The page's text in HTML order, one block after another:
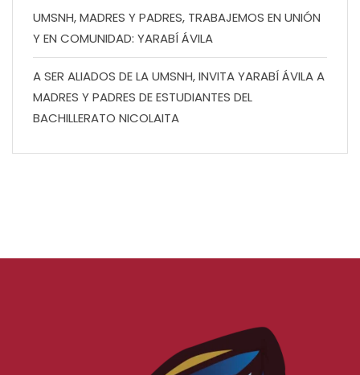
UMSNH, MADRES Y PADRES, TRABAJEMOS EN UNIÓN
Y EN COMUNIDAD: YARABÍ ÁVILA
A SER ALIADOS DE LA UMSNH, INVITA YARABÍ ÁVILA A
MADRES Y PADRES DE ESTUDIANTES DEL
BACHILLERATO NICOLAITA